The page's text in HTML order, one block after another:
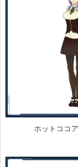
ホットココ